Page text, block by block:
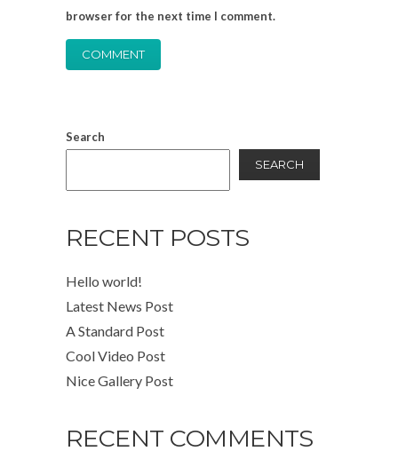
browser for the next time I comment.
Search
SEARCH
RECENT POSTS
Hello world!
Latest News Post
A Standard Post
Cool Video Post
Nice Gallery Post
RECENT COMMENTS